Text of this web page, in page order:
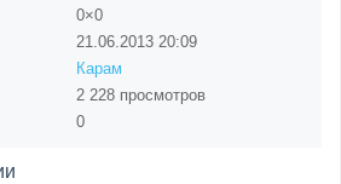
0×0
21.06.2013 20:09
Карам
2 228 просмотров
0